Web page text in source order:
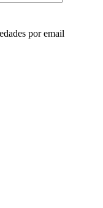
por email